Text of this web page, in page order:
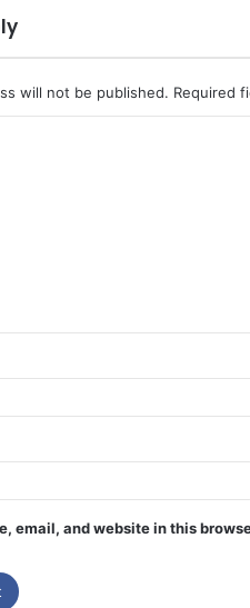
will not be published. Required
email, and website in this